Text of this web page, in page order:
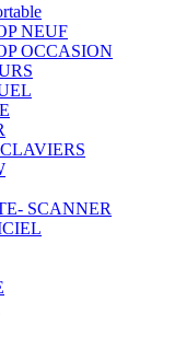
NEUF
OCCASION
SCANNER